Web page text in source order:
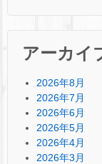
アーカイ
2026年8月
2026年7月
2026年6月
2026年5月
2026年4月
2026年3月